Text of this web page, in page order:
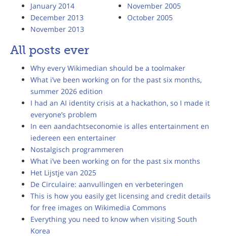
January 2014
December 2013
November 2013
November 2005
October 2005
All posts ever
Why every Wikimedian should be a toolmaker
What i’ve been working on for the past six months,
summer 2026 edition
I had an AI identity crisis at a hackathon, so I made it
everyone’s problem
In een aandachtseconomie is alles entertainment en
iedereen een entertainer
Nostalgisch programmeren
What i’ve been working on for the past six months
Het Lijstje van 2025
De Circulaire: aanvullingen en verbeteringen
This is how you easily get licensing and credit details
for free images on Wikimedia Commons
Everything you need to know when visiting South
Korea